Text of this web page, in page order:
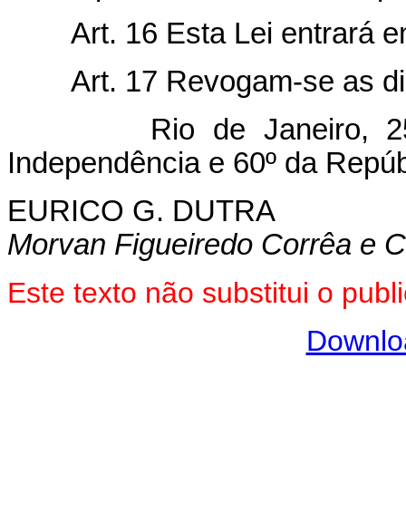
Art. 16 Esta Lei entrará
Art. 17 Revogam-se as
Rio de Janeiro, 25
Independência e 60º da
EURICO G. DUTRA
Morvan Figueiredo Corrêa e
Este texto não substitui o